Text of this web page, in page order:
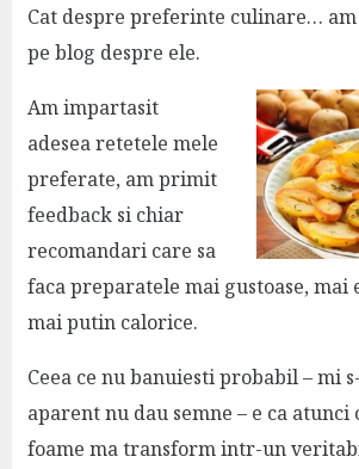
Cat despre preferinte culinare…
pe blog despre ele.
Am impartasit
adesea retetele mele
preferate, am primit
feedback si chiar
recomandari care sa
faca preparatele mai gustoase, mai
mai putin calorice.
Ceea ce nu banuiesti probabil – mi
aparent nu dau semne – e ca atunci
foame ma transform intr-un